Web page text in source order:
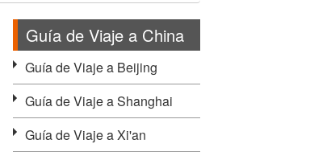
Guía de Viaje a China
Guía de Viaje a Beijing
Guía de Viaje a Shanghai
Guía de Viaje a Xi'an